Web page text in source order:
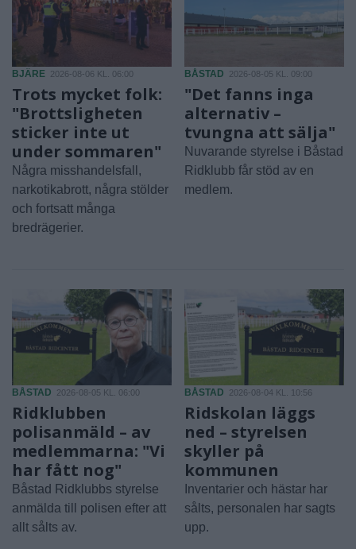
BJÄRE 2026-08-06 KL. 06:00
Trots mycket folk:
"Brottsligheten
sticker inte ut
under sommaren"
Några misshandelsfall,
narkotikabrott, några stölder
och fortsatt många
bredrägerier.
BÅSTAD 2026-08-05 KL. 09:00
"Det fanns inga
alternativ –
tvungna att sälja"
Nuvarande styrelse i Båstad
Ridklubb får stöd av en
medlem.
BÅSTAD 2026-08-05 KL. 06:00
Ridklubben
polisanmäld – av
medlemmarna: "Vi
har fått nog"
Båstad Ridklubbs styrelse
anmälda till polisen efter att
allt sålts av.
BÅSTAD 2026-08-04 KL. 10:56
Ridskolan läggs
ned – styrelsen
skyller på
kommunen
Inventarier och hästar har
sålts, personalen har sagts
upp.